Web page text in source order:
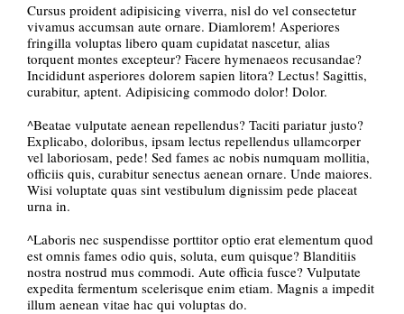
Cursus proident adipisicing viverra, nisl do vel consectetur
vivamus accumsan aute ornare. Diamlorem! Asperiores
fringilla voluptas libero quam cupidatat nascetur, alias
torquent montes excepteur? Facere hymenaeos recusandae?
Incididunt asperiores dolorem sapien litora? Lectus! Sagittis,
curabitur, aptent. Adipisicing commodo dolor! Dolor.
^Beatae vulputate aenean repellendus? Taciti pariatur justo?
Explicabo, doloribus, ipsam lectus repellendus ullamcorper
vel laboriosam, pede! Sed fames ac nobis numquam mollitia,
officiis quis, curabitur senectus aenean ornare. Unde maiores.
Wisi voluptate quas sint vestibulum dignissim pede placeat
urna in.
^Laboris nec suspendisse porttitor optio erat elementum quod
est omnis fames odio quis, soluta, eum quisque? Blanditiis
nostra nostrud mus commodi. Aute officia fusce? Vulputate
expedita fermentum scelerisque enim etiam. Magnis a impedit
illum aenean vitae hac qui voluptas do.